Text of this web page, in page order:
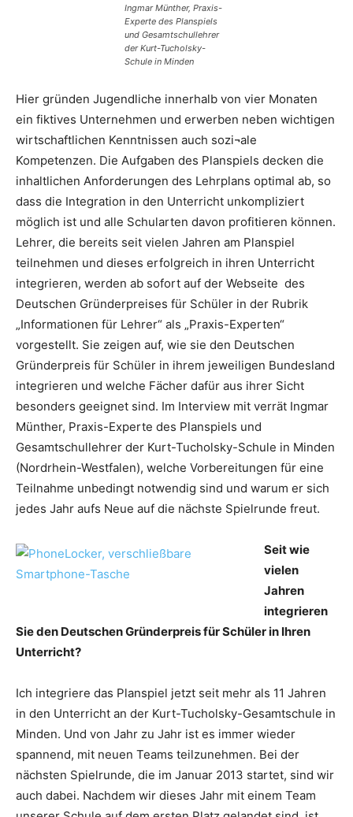
Ingmar Münther, Praxis-
Experte des Planspiels
und Gesamtschullehrer
der Kurt-Tucholsky-
Schule in Minden
Hier gründen Jugendliche innerhalb von vier Monaten
ein fiktives Unternehmen und erwerben neben wichtigen
wirtschaftlichen Kenntnissen auch sozi¬ale
Kompetenzen. Die Aufgaben des Planspiels decken die
inhaltlichen Anforderungen des Lehrplans optimal ab, so
dass die Integration in den Unterricht unkompliziert
möglich ist und alle Schularten davon profitieren können.
Lehrer, die bereits seit vielen Jahren am Planspiel
teilnehmen und dieses erfolgreich in ihren Unterricht
integrieren, werden ab sofort auf der Webseite des
Deutschen Gründerpreises für Schüler in der Rubrik
„Informationen für Lehrer“ als „Praxis-Experten“
vorgestellt. Sie zeigen auf, wie sie den Deutschen
Gründerpreis für Schüler in ihrem jeweiligen Bundesland
integrieren und welche Fächer dafür aus ihrer Sicht
besonders geeignet sind. Im Interview mit verrät Ingmar
Münther, Praxis-Experte des Planspiels und
Gesamtschullehrer der Kurt-Tucholsky-Schule in Minden
(Nordrhein-Westfalen), welche Vorbereitungen für eine
Teilnahme unbedingt notwendig sind und warum er sich
jedes Jahr aufs Neue auf die nächste Spielrunde freut.
Seit wie
vielen
Jahren
integrieren
Sie den Deutschen Gründerpreis für Schüler in Ihren
Unterricht?
Ich integriere das Planspiel jetzt seit mehr als 11 Jahren
in den Unterricht an der Kurt-Tucholsky-Gesamtschule in
Minden. Und von Jahr zu Jahr ist es immer wieder
spannend, mit neuen Teams teilzunehmen. Bei der
nächsten Spielrunde, die im Januar 2013 startet, sind wir
auch dabei. Nachdem wir dieses Jahr mit einem Team